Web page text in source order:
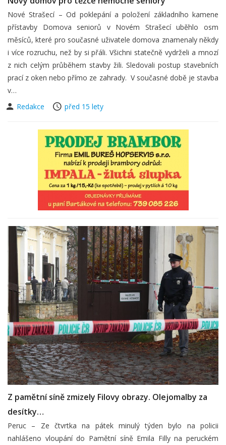
Nové Strašecí – Od poklepání a položení základního kamene
přístavby Domova seniorů v Novém Strašecí uběhlo osm
měsíců, které pro současné uživatele domova znamenaly někdy
i více rozruchu, než by si přáli. Všichni statečně vydrželi a mnozí
z nich celým průběhem stavby žili. Sledovali postup stavebních
prací z oken nebo přímo ze zahrady. V současné době je stavba
v…
Redakce
před 15 lety
Z pamětní síně zmizely Filovy obrazy. Olejomalby za
desítky…
Peruc – Ze čtvrtka na pátek minulý týden bylo na policii
nahlášeno vloupání do Pamětní síně Emila Filly na peruckém